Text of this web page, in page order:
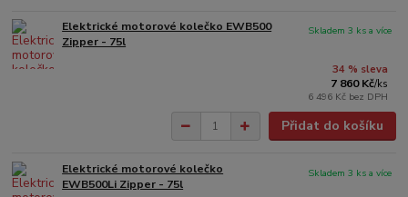
Elektrické motorové kolečko EWB500
Zipper - 75l
34 % sleva
7 860 Kč/ks
6 496 Kč bez DPH
Skladem 3 ks a více
Přidat do košíku
Elektrické motorové kolečko
EWB500Li Zipper - 75l
Skladem 3 ks a více